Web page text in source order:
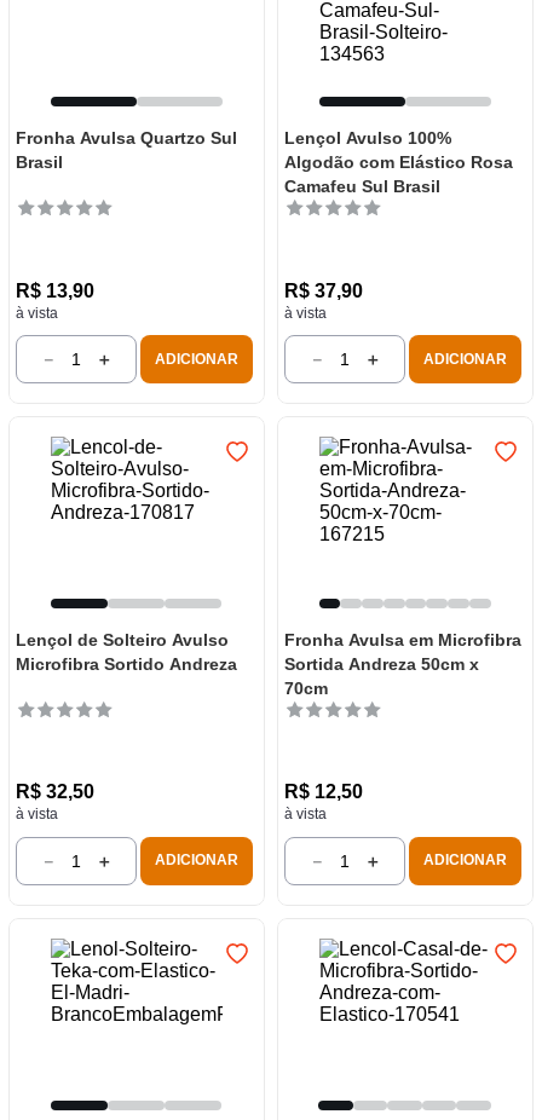
Fronha Avulsa Quartzo Sul
Brasil
R$ 13,90
à vista
＋
－ ADICIONAR
Lençol Avulso 100%
Algodão com Elástico Rosa
Camafeu Sul Brasil
R$ 37,90
à vista
＋
－ ADICIONAR
Lençol de Solteiro Avulso
Microfibra Sortido Andreza
R$ 32,50
à vista
＋
－ ADICIONAR
Fronha Avulsa em Microfibra
Sortida Andreza 50cm x
70cm
R$ 12,50
à vista
＋
－ ADICIONAR